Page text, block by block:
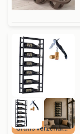
Gratis verzending